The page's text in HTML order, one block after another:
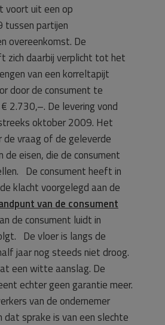
voort uit een op
tussen partijen
overeenkomst. De
zich daarbij verplicht tot het
van een korreltapijt
door de consument te
2.730,–. De levering vond
oktober 2009. Het
de vraag of de geleverde
eisen, die de consument
De consument heeft in
klacht voorgelegd aan de
van de consument
de consument luidt in
De vloer is langs de
jaar nog steeds niet droog.
een witte aanslag. De
echter geen garantie meer.
van de ondernemer
dat sprake is van een slechte